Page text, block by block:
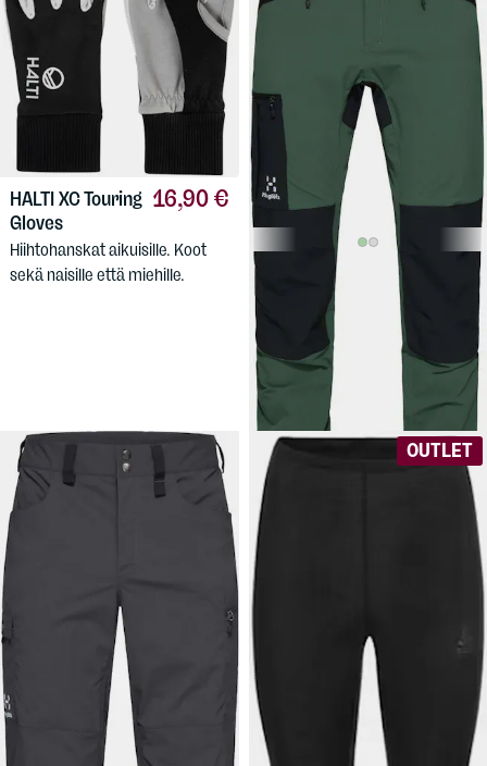
16,90 €
HALTIXC Touring
Gloves
Hiihtohanskat aikuisille. Koot
sekä naisille että miehille.
HAGLÖFS
Rugged Slim Pant
Vartalonmyötäiset, todella
kestävät vaellushousut
miehille.
OUTLET